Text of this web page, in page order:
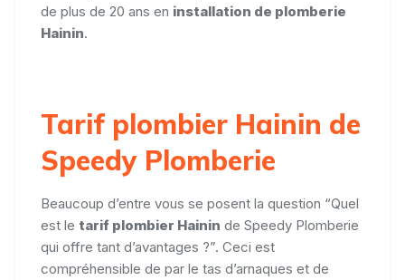
de plus de 20 ans en installation de plomberie
Hainin.
Tarif plombier Hainin de
Speedy Plomberie
Beaucoup d’entre vous se posent la question “Quel
est le tarif plombier Hainin de Speedy Plomberie
qui offre tant d’avantages ?”. Ceci est
compréhensible de par le tas d’arnaques et de